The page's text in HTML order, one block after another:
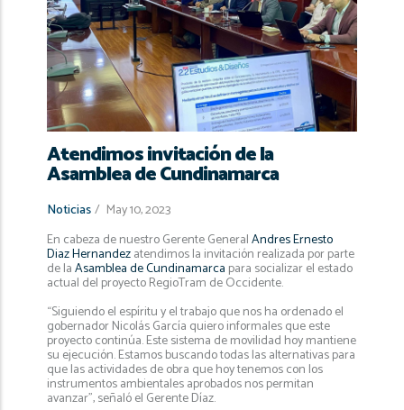
Atendimos invitación de la
Asamblea de Cundinamarca
Noticias/ May 10, 2023
En cabeza de nuestro Gerente GeneralAndres Ernesto
Diaz Hernandezatendimos la invitación realizada por parte
de laAsamblea de Cundinamarca para socializar el estado
actual del proyecto RegioTram de Occidente.
“Siguiendo el espíritu y el trabajo que nos ha ordenado el
gobernador Nicolás García quiero informales que este
proyecto continúa. Este sistema de movilidad hoy mantiene
su ejecución. Estamos buscando todas las alternativas para
que las actividades de obra que hoy tenemos con los
instrumentos ambientales aprobados nos permitan
avanzar", señaló el Gerente Díaz.